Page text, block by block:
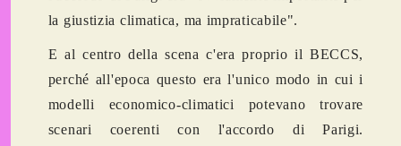
la giustizia climatica, ma impraticabile".
E al centro della scena c'era proprio il BECCS,
perché all'epoca questo era l'unico modo in cui i
modelli economico-climatici potevano trovare
scenari coerenti con l'accordo di Parigi.